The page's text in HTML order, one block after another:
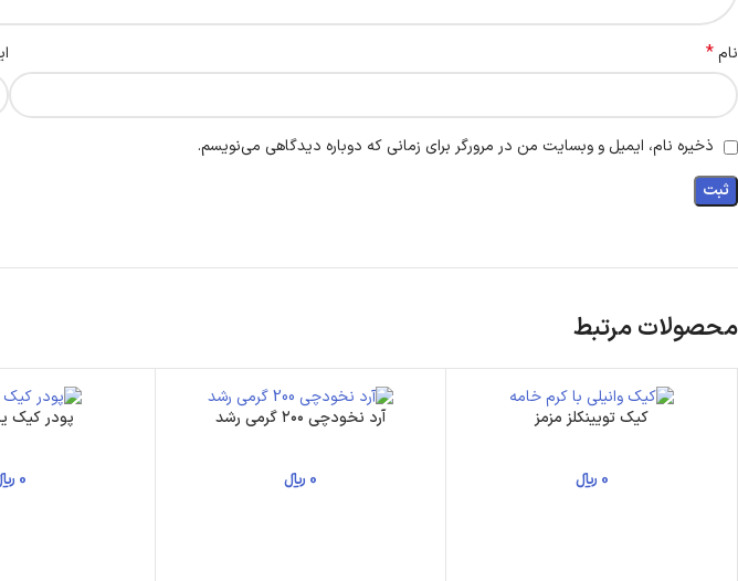
نام*
ذخیره نام، ایمیل و وبسایت من در مرورگر برای زمانی که دوباره دیدگاهی می‌نویسم.
محصولات مرتبط
کیک تویینکلز مزمز
0 ﷼
آرد نخودچی ۲۰۰ گرمی رشد
0 ﷼
پودر کیک
0